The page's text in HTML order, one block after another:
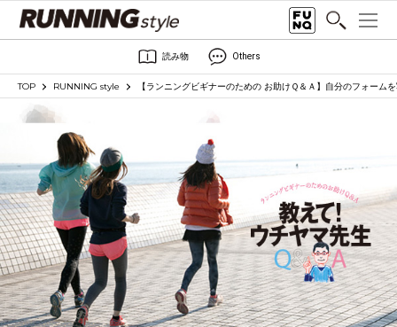
読み物 Others
TOP RUNNING style 【ランニングビギナーのための お助けＱ＆Ａ】自分のフォー